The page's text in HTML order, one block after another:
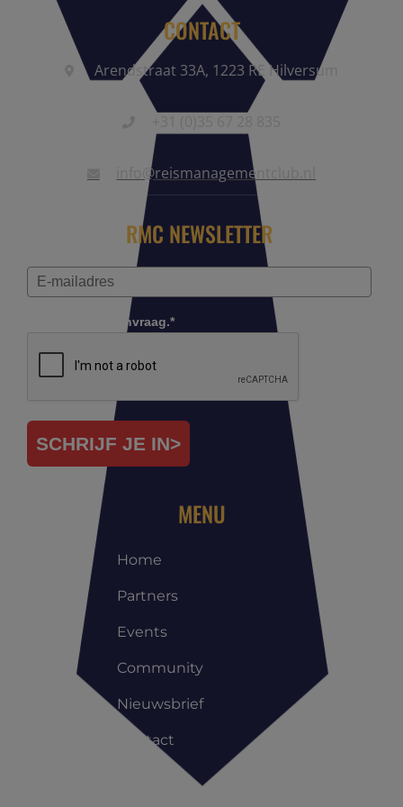
CONTACT
Arendstraat 33A, 1223 RE Hilversum
info@reismanagementclub.nl
RMC NEWSLETTER
Controleer je aanvraag.*
SCHRIJF JE IN>
MENU
Home
Partners
Events
Community
Nieuwsbrief
Contact